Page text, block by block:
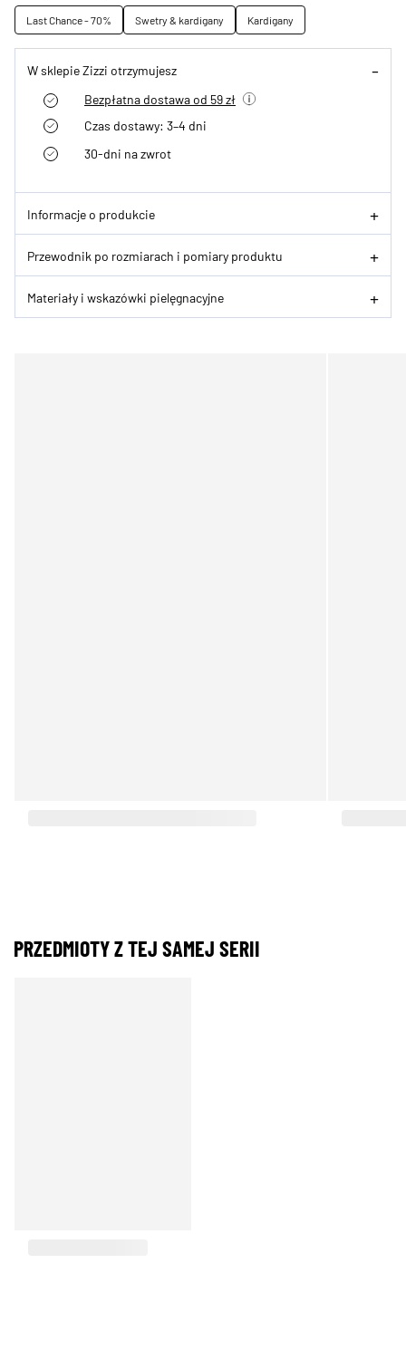
Last Chance - 70% Swetry & kardigany Kardigany
W sklepie Zizzi otrzymujesz
Bezpłatna dostawa od 59 zł
Czas dostawy: 3–4 dni
30-dni na zwrot
Informacje o produkcie
Przewodnik po rozmiarach i pomiary produktu
Materiały i wskazówki pielęgnacyjne
PRZEDMIOTY Z TEJ SAMEJ SERII